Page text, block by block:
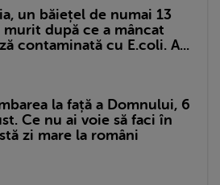
un băiețel de numai 13
murit după ce a mâncat
contaminată cu E.coli. A...
la față a Domnului, 6
Ce nu ai voie să faci în
zi mare la români